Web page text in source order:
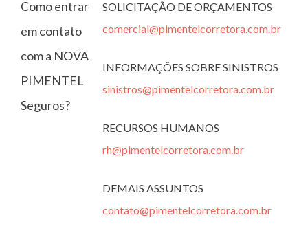
Como entrar
em contato
com a NOVA
PIMENTEL
Seguros?
SOLICITAÇÃO DE ORÇAMENTOS
comercial@pimentelcorretora.com.br
INFORMAÇÕES SOBRE SINISTROS
sinistros@pimentelcorretora.com.br
RECURSOS HUMANOS
rh@pimentelcorretora.com.br
DEMAIS ASSUNTOS
contato@pimentelcorretora.com.br